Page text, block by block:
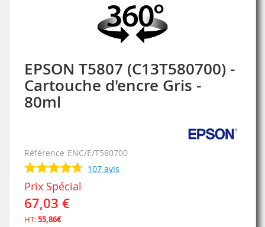
EPSON T5807 (C13T580700) -
Cartouche d'encre Gris -
80ml
Référence ENC/E/T580700
107 avis
Prix Spécial
67,03 €
HT:55,86€
images
gallery